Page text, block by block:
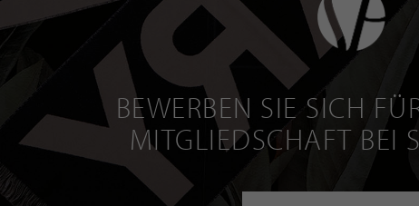
BEWERBEN SIE SICH
MITGLIEDSCHAFT BEI